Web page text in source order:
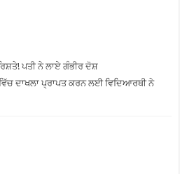
ਪਤੀ ਨੇ ਲਾਏ ਗੰਭੀਰ ਦੋਸ਼
ਦਾਖਲਾ ਪ੍ਰਾਪਤ ਕਰਨ ਲਈ ਵਿਦਿਆਰਥੀ ਨੇ